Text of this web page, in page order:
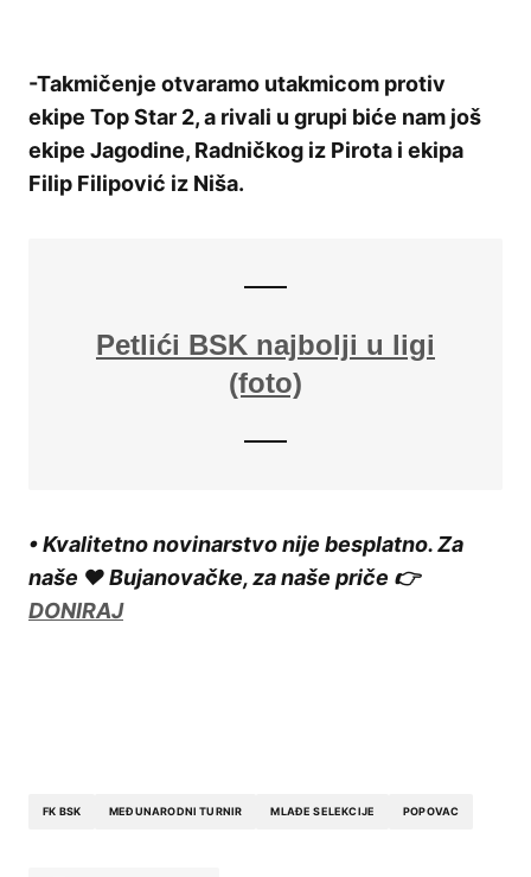
-Takmičenje otvaramo utakmicom protiv
ekipe Top Star 2, a rivali u grupi biće nam još
ekipe Jagodine, Radničkog iz Pirota i ekipa
Filip Filipović iz Niša.
Petlići BSK najbolji u ligi
(foto)
• Kvalitetno novinarstvo nije besplatno. Za
naše ❤️ Bujanovačke, za naše priče 👉
DONIRAJ
FK BSK MEĐUNARODNI TURNIR MLAĐE SELEKCIJE POPOVAC